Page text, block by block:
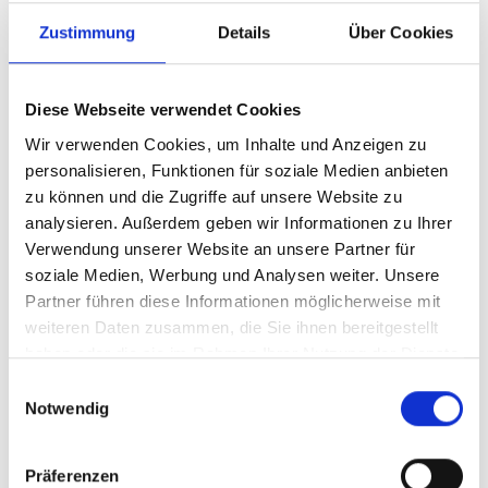
Zustimmung Details Über Cookies
Diese Webseite verwendet Cookies
Wir verwenden Cookies, um Inhalte und Anzeigen zu
personalisieren, Funktionen für soziale Medien anbieten
zu können und die Zugriffe auf unsere Website zu
analysieren. Außerdem geben wir Informationen zu Ihrer
Verwendung unserer Website an unsere Partner für
soziale Medien, Werbung und Analysen weiter. Unsere
Partner führen diese Informationen möglicherweise mit
weiteren Daten zusammen, die Sie ihnen bereitgestellt
haben oder die sie im Rahmen Ihrer Nutzung der Dienste
Notwendig
Präferenzen
Warranty, Gold, 3 Year,
for SN2000 Series Switch
Produktnummer:
ANV-780C20N0ZP2CMI36
Hersteller-Nr.:
780-C20N0Z+P2CMI36
Hersteller:
NVIDIA
Verfügbarkeit:
Nicht lagernd
Lieferzeit:
Nicht mehr verfügbar
Preis auf Anfrage
Gold, 3 Year, for SN2000 Series Switch Mellanox # SUP-